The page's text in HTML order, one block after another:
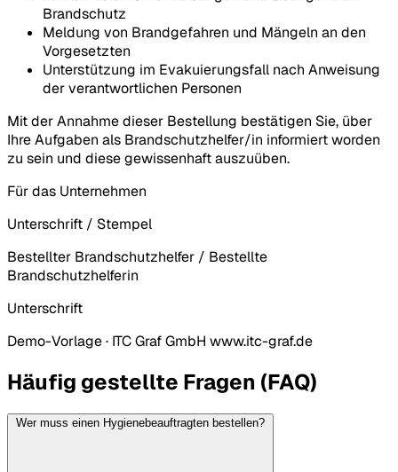
Brandschutz
Meldung von Brandgefahren und Mängeln an den
Vorgesetzten
Unterstützung im Evakuierungsfall nach Anweisung
der verantwortlichen Personen
Mit der Annahme dieser Bestellung bestätigen Sie, über
Ihre Aufgaben als Brandschutzhelfer/in informiert worden
zu sein und diese gewissenhaft auszuüben.
Für das Unternehmen
Unterschrift / Stempel
Bestellter Brandschutzhelfer / Bestellte
Brandschutzhelferin
Unterschrift
Demo-Vorlage · ITC Graf GmbH www.itc-graf.de
Häufig gestellte Fragen (FAQ)
Wer muss einen Hygienebeauftragten bestellen?